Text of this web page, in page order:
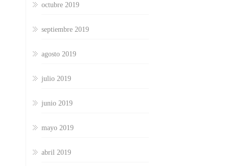
octubre 2019
septiembre 2019
agosto 2019
julio 2019
junio 2019
mayo 2019
abril 2019